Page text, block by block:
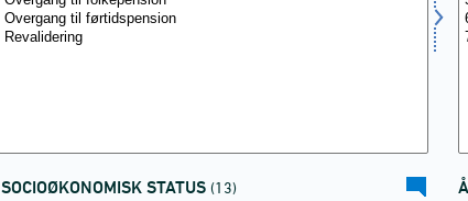
SOCIOØKONOMISK STATUS (13)